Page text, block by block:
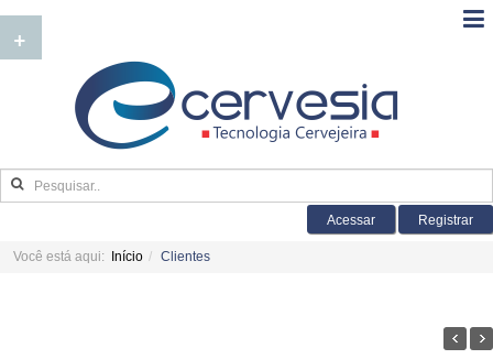
Acessar Registrar
Você está aqui: Início Clientes
+